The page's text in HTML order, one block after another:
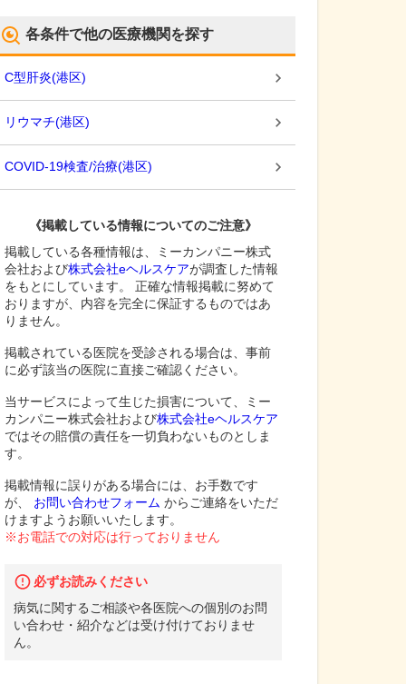
各条件で他の医療機関を探す
C型肝炎(港区)
リウマチ(港区)
COVID-19検査/治療(港区)
《掲載している情報についてのご注意》
掲載している各種情報は、ミーカンパニー株式
会社および株式会社eヘルスケアが調査した情報
をもとにしています。 正確な情報掲載に努めて
おりますが、内容を完全に保証するものではあ
りません。
掲載されている医院を受診される場合は、事前
に必ず該当の医院に直接ご確認ください。
当サービスによって生じた損害について、ミー
カンパニー株式会社および株式会社eヘルスケア
ではその賠償の責任を一切負わないものとしま
す。
掲載情報に誤りがある場合には、お手数です
が、
お問い合わせフォーム からご連絡をいただ
けますようお願いいたします。
※お電話での対応は行っておりません
必ずお読みください
病気に関するご相談や各医院への個別のお問
い合わせ・紹介などは受け付けておりませ
ん。